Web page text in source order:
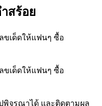
สร้อย
พิจรณาได้ และติดตามผล